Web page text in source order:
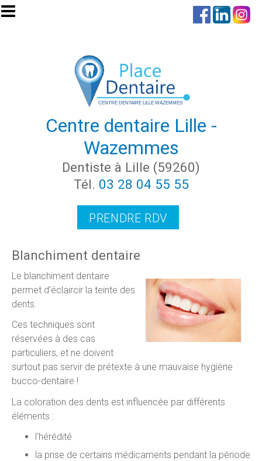
Aller au contenu principal
Centre dentaire Lille -
Wazemmes
Dentiste à Lille (59260)
Tél. 03 28 04 55 55
PRENDRE RDV
Blanchiment dentaire
Le blanchiment dentaire
permet d'éclaircir la teinte des
dents.
Ces techniques sont
réservées à des cas
particuliers, et ne doivent
surtout pas servir de prétexte à une mauvaise hygiène
bucco-dentaire !
La coloration des dents est influencée par différents
éléments :
l'hérédité
la prise de certains médicaments pendant la période